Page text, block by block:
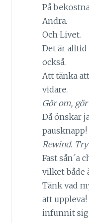
På
Andra.
Och Livet.
Det är
också.
Att tänka
vidare.
Gör om,
Då önskar
pausknapp!
Rewind. Try
Fast sån´a
vilket både
Tänk vad
att
infunnit